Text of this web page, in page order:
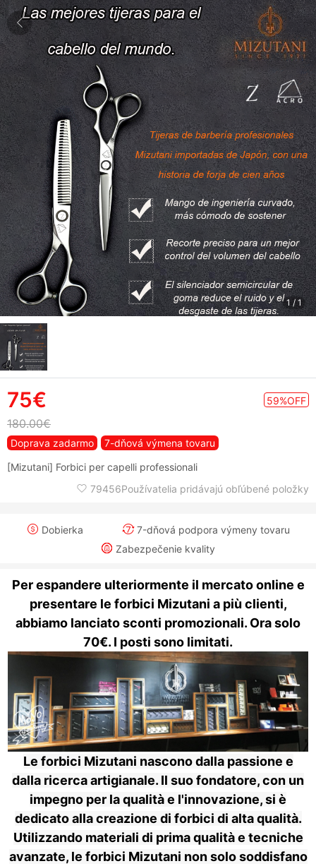
1/ 1
75€ 59%OFF
180.00€
Doprava zadarmo
7-dňová výmena tovaru
[Mizutani] Forbici per capelli professionali
79456Používatelia pridávajú obľúbené položky
Dobierka
7-dňová podpora výmeny tovaru
Zabezpečenie kvality
Per espandere ulteriormente il mercato online e
presentare le forbici Mizutani a più clienti,
abbiamo lanciato sconti promozionali. Ora solo
70€. I posti sono limitati.
Le forbici Mizutani nascono dalla passione e
dalla ricerca artigianale. Il suo fondatore, con un
impegno per la qualità e l'innovazione, si è
dedicato alla creazione di forbici di alta qualità.
Utilizzando materiali di prima qualità e tecniche
avanzate, le forbici Mizutani non solo soddisfano